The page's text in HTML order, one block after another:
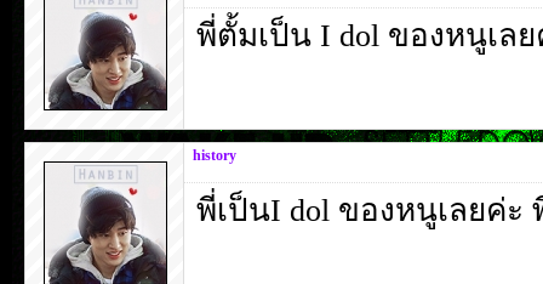
พี่ตั้มเป็น I dol ของหนูเล
history
พี่เป็นI dol ของหนูเลยค่ะ